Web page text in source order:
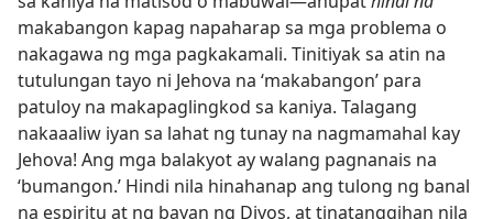
makabangon kapag napaharap sa mga problema o
nakagawa ng mga pagkakamali. Tinitiyak sa atin na
tutulungan tayo ni Jehova na ‘makabangon’ para
patuloy na makapaglingkod sa kaniya. Talagang
nakaaaliw iyan sa lahat ng tunay na nagmamahal kay
Jehova! Ang mga balakyot ay walang pagnanais na
‘bumangon.’ Hindi nila hinahanap ang tulong ng banal
na espiritu at ng bayan ng Diyos, at tinatanggihan nila